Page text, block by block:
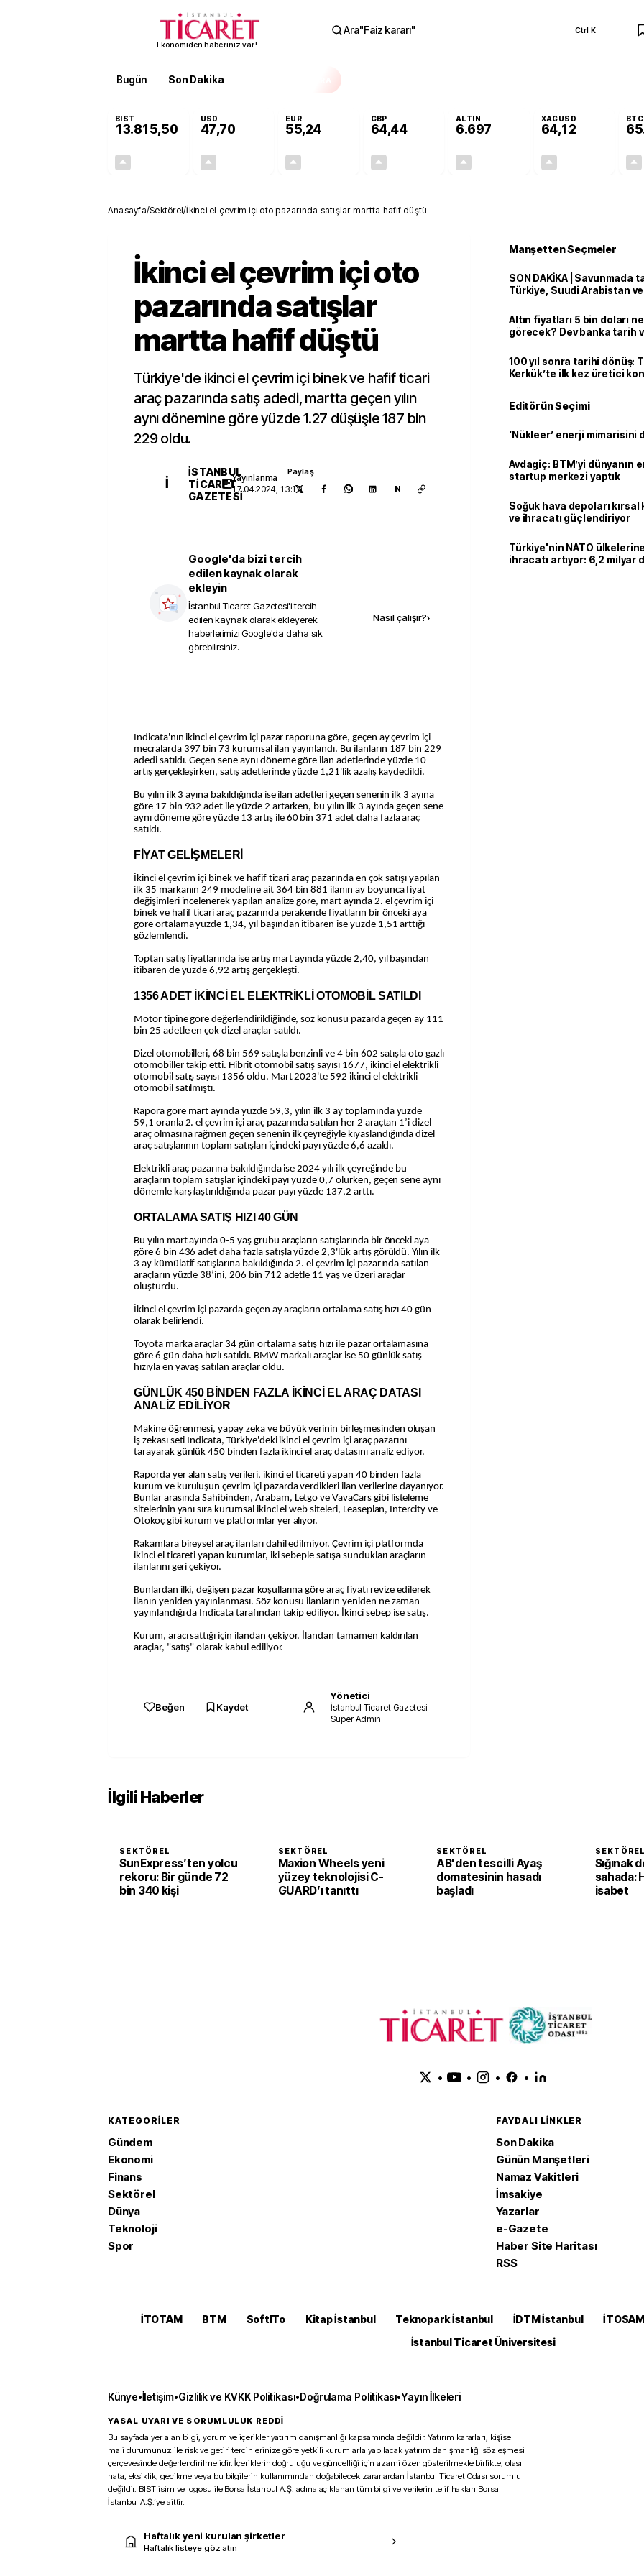
Ekonomiden haberiniz var!
Ara"Faiz kararı" Ctrl K
Bugün Son Dakika
BIST
13.815,50
USD
47,70
EUR
55,24
GBP
64,44
ALTIN
6.697
XAGUSD
64,12
BTC
Anasayfa/Sektörel/İkinci el çevrim içi oto pazarında satışlar martta hafif düştü
İkinci el çevrim içi oto
pazarında satışlar
martta hafif düştü
Türkiye'de ikinci el çevrim içi binek ve hafif ticari
araç pazarında satış adedi, martta geçen yılın
aynı dönemine göre yüzde 1.27 düşüşle 187 bin
229 oldu.
İ
İSTANBUL
TICARET
GAZETESI
Yayınlanma
17.04.2024, 13:10
Paylaş
N
Google'da bizi tercih
edilen kaynak olarak
ekleyin
İstanbul Ticaret Gazetesi'i tercih
edilen kaynak olarak ekleyerek
haberlerimizi Google'da daha sık
görebilirsiniz.
Nasıl çalışır?›
Indicata'nın ikinci el çevrim içi pazar raporuna göre, geçen ay çevrim içi
mecralarda 397 bin 73 kurumsal ilan yayınlandı. Bu ilanların 187 bin 229
adedi satıldı. Geçen sene aynı döneme göre ilan adetlerinde yüzde 10
artış gerçekleşirken, satış adetlerinde yüzde 1,21'lik azalış kaydedildi.
Bu yılın ilk 3 ayına bakıldığında ise ilan adetleri geçen senenin ilk 3 ayına
göre 17 bin 932 adet ile yüzde 2 artarken, bu yılın ilk 3 ayında geçen sene
aynı döneme göre yüzde 13 artış ile 60 bin 371 adet daha fazla araç
satıldı.
FİYAT GELİŞMELERİ
İkinci el çevrim içi binek ve hafif ticari araç pazarında en çok satışı yapılan
ilk 35 markanın 249 modeline ait 364 bin 881 ilanın ay boyunca fiyat
değişimleri incelenerek yapılan analize göre, mart ayında 2. el çevrim içi
binek ve hafif ticari araç pazarında perakende fiyatların bir önceki aya
göre ortalama yüzde 1,34, yıl başından itibaren ise yüzde 1,51 arttığı
gözlemlendi.
Toptan satış fiyatlarında ise artış mart ayında yüzde 2,40, yıl başından
itibaren de yüzde 6,92 artış gerçekleşti.
1356 ADET İKİNCİ EL ELEKTRİKLİ OTOMOBİL SATILDI
Motor tipine göre değerlendirildiğinde, söz konusu pazarda geçen ay 111
bin 25 adetle en çok dizel araçlar satıldı.
Dizel otomobilleri, 68 bin 569 satışla benzinli ve 4 bin 602 satışla oto gazlı
otomobiller takip etti. Hibrit otomobil satış sayısı 1677, ikinci el elektrikli
otomobil satış sayısı 1356 oldu. Mart 2023'te 592 ikinci el elektrikli
otomobil satılmıştı.
Rapora göre mart ayında yüzde 59,3, yılın ilk 3 ay toplamında yüzde
59,1 oranla 2. el çevrim içi araç pazarında satılan her 2 araçtan 1’i dizel
araç olmasına rağmen geçen senenin ilk çeyreğiyle kıyaslandığında dizel
araç satışlarının toplam satışları içindeki payı yüzde 6,6 azaldı.
Elektrikli araç pazarına bakıldığında ise 2024 yılı ilk çeyreğinde bu
araçların toplam satışlar içindeki payı yüzde 0,7 olurken, geçen sene aynı
dönemle karşılaştırıldığında pazar payı yüzde 137,2 arttı.
ORTALAMA SATIŞ HIZI 40 GÜN
Bu yılın mart ayında 0-5 yaş grubu araçların satışlarında bir önceki aya
göre 6 bin 436 adet daha fazla satışla yüzde 2,3'lük artış görüldü. Yılın ilk
3 ay kümülatif satışlarına bakıldığında 2. el çevrim içi pazarında satılan
araçların yüzde 38’ini, 206 bin 712 adetle 11 yaş ve üzeri araçlar
oluşturdu.
İkinci el çevrim içi pazarda geçen ay araçların ortalama satış hızı 40 gün
olarak belirlendi.
Toyota marka araçlar 34 gün ortalama satış hızı ile pazar ortalamasına
göre 6 gün daha hızlı satıldı. BMW markalı araçlar ise 50 günlük satış
hızıyla en yavaş satılan araçlar oldu.
GÜNLÜK 450 BİNDEN FAZLA İKİNCİ EL ARAÇ DATASI
ANALİZ EDİLİYOR
Makine öğrenmesi, yapay zeka ve büyük verinin birleşmesinden oluşan
iş zekası seti Indicata, Türkiye'deki ikinci el çevrim içi araç pazarını
tarayarak günlük 450 binden fazla ikinci el araç datasını analiz ediyor.
Raporda yer alan satış verileri, ikinci el ticareti yapan 40 binden fazla
kurum ve kuruluşun çevrim içi pazarda verdikleri ilan verilerine dayanıyor.
Bunlar arasında Sahibinden, Arabam, Letgo ve VavaCars gibi listeleme
sitelerinin yanı sıra kurumsal ikinci el web siteleri, Leaseplan, Intercity ve
Otokoç gibi kurum ve platformlar yer alıyor.
Rakamlara bireysel araç ilanları dahil edilmiyor. Çevrim içi platformda
ikinci el ticareti yapan kurumlar, iki sebeple satışa sundukları araçların
ilanlarını geri çekiyor.
Bunlardan ilki, değişen pazar koşullarına göre araç fiyatı revize edilerek
ilanın yeniden yayınlanması. Söz konusu ilanların yeniden ne zaman
yayınlandığı da Indicata tarafından takip ediliyor. İkinci sebep ise satış.
Kurum, aracı sattığı için ilandan çekiyor. İlandan tamamen kaldırılan
araçlar, "satış" olarak kabul ediliyor.
Beğen Kaydet
Yönetici
İstanbul Ticaret Gazetesi –
Süper Admin
Manşetten Seçmeler
SON DAKİKA | Savunmada
Türkiye, Suudi Arabistan
Altın fiyatları 5 bin doları
görecek? Dev banka tarih
100 yıl sonra tarihi dönüş:
Kerkük’te ilk kez üretici
Editörün Seçimi
‘Nükleer’ enerji mimarisini
Avdagiç: BTM’yi dünyanın
startup merkezi yaptık
Soğuk hava depoları kırsal
ve ihracatı güçlendiriyor
Türkiye'nin NATO
ihracatı artıyor: 6,2 milyar
İlgili Haberler
SEKTÖREL
SunExpress’ten yolcu
rekoru: Bir günde 72
bin 340 kişi
SEKTÖREL
Maxion Wheels yeni
yüzey teknolojisi C-
GUARD’ı tanıttı
SEKTÖREL
AB'den tescilli Ayaş
domatesinin hasadı
başladı
SEKTÖREL
Sığınak
sahada:
isabet
• • • •
KATEGORILER
Gündem
Ekonomi
Finans
Sektörel
Dünya
Teknoloji
Spor
FAYDALI LINKLER
Son Dakika
Günün Manşetleri
Namaz Vakitleri
İmsakiye
Yazarlar
e-Gazete
Haber Site Haritası
RSS
İTOTAM BTM SoftITo Kitap İstanbul Teknopark İstanbul İDTM İstanbul İTOSAM
İstanbul Ticaret Üniversitesi
Künye•İletişim•Gizlilik ve KVKK Politikası•Doğrulama Politikası•Yayın İlkeleri
YASAL UYARI VE SORUMLULUK REDDİ
Bu sayfada yer alan bilgi, yorum ve içerikler yatırım danışmanlığı kapsamında değildir. Yatırım kararları, kişisel
mali durumunuz ile risk ve getiri tercihlerinize göre yetkili kurumlarla yapılacak yatırım danışmanlığı sözleşmesi
çerçevesinde değerlendirilmelidir. İçeriklerin doğruluğu ve güncelliği için azami özen gösterilmekle birlikte, olası
hata, eksiklik, gecikme veya bu bilgilerin kullanımından doğabilecek zararlardan İstanbul Ticaret Odası sorumlu
değildir. BIST isim ve logosu ile Borsa İstanbul A.Ş. adına açıklanan tüm bilgi ve verilerin telif hakları Borsa
İstanbul A.Ş.’ye aittir.
Haftalık yeni kurulan şirketler
Haftalık listeye göz atın